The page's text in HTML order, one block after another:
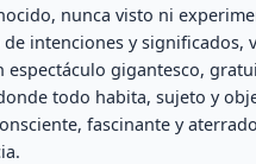
nunca visto ni
intenciones y significados,
espectáculo gigantesco,
todo habita, sujeto y
fascinante y